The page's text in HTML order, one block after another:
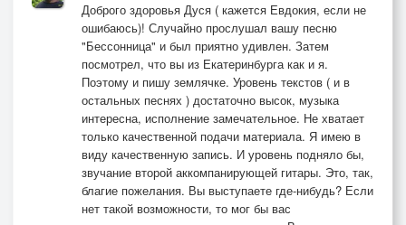
Доброго здоровья Дуся ( кажется Евдокия, если не
ошибаюсь)! Случайно прослушал вашу песню
"Бессонница" и был приятно удивлен. Затем
посмотрел, что вы из Екатеринбурга как и я.
Поэтому и пишу землячке. Уровень текстов ( и в
остальных песнях ) достаточно высок, музыка
интересна, исполнение замечательное. Не хватает
только качественной подачи материала. Я имею в
виду качественную запись. И уровень подняло бы,
звучание второй аккомпанирующей гитары. Это, так,
благие пожелания. Вы выступаете где-нибудь? Если
нет такой возможности, то мог бы вас